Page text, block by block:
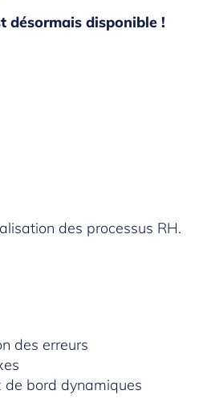
désormais disponible !
des processus RH.
des erreurs
de bord dynamiques